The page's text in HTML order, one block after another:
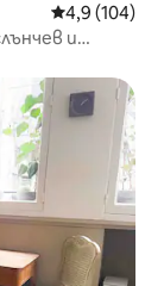
Средна
4,9 (104)
и